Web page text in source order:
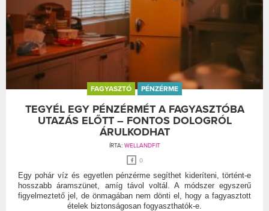
FAGYASZTÓ PÉNZÉRME
TEGYÉL EGY PÉNZÉRMÉT A FAGYASZTÓBA
UTAZÁS ELŐTT – FONTOS DOLOGRÓL
ÁRULKODHAT
ÍRTA: WELLANDFIT
0
Egy pohár víz és egyetlen pénzérme segíthet kideríteni, történt-e
hosszabb áramszünet, amíg távol voltál. A módszer egyszerű
figyelmeztető jel, de önmagában nem dönti el, hogy a fagyasztott
ételek biztonságosan fogyaszthatók-e.